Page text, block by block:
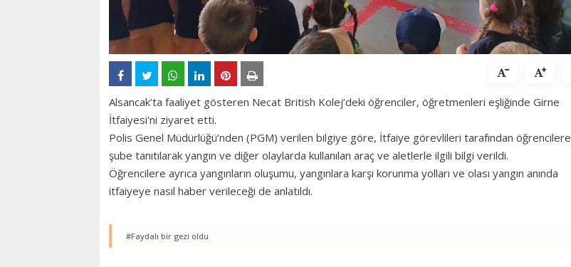
Alsancak’ta faaliyet gösteren Necat British Kolej’deki öğrenciler, öğretmenleri eşliğinde Girne
İtfaiyesi'ni ziyaret etti.
Polis Genel Müdürlüğü’nden (PGM) verilen bilgiye göre, İtfaiye görevlileri tarafından öğrencilere
şube tanıtılarak yangın ve diğer olaylarda kullanılan araç ve aletlerle ilgili bilgi verildi.
Öğrencilere ayrıca yangınların oluşumu, yangınlara karşı korunma yolları ve olası yangın anında
itfaiyeye nasıl haber verileceği de anlatıldı.
#Faydalı bir gezi oldu